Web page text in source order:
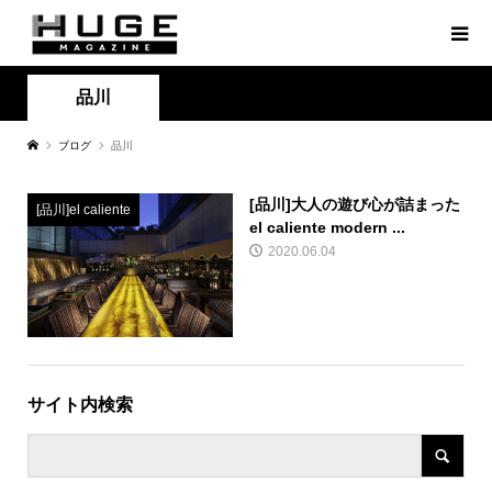
品川
ブログ 品川
[品川]el caliente
[品川]大人の遊び心が詰まった
el caliente modern ...
2020.06.04
サイト内検索